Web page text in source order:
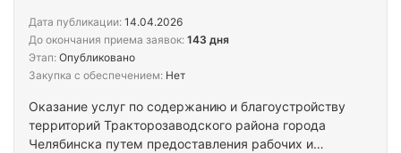
Оказание услуг по содержанию и благоустройству
территорий Тракторозаводского района города
Челябинска путем предоставления рабочих и
Дата публикации: 14.04.2026
До окончания приема заявок: 143 дня
Этап: Опубликовано
Закупка с обеспечением: Нет